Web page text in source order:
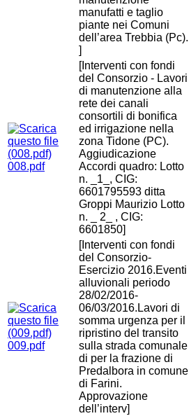
manufatti e taglio
piante nei Comuni
dell’area Trebbia (Pc).
]
008.pdf
[Interventi con fondi
del Consorzio - Lavori
di manutenzione alla
rete dei canali
consortili di bonifica
ed irrigazione nella
zona Tidone (PC).
Aggiudicazione
Accordi quadro: Lotto
n. _1_, CIG:
6601795593 ditta
Groppi Maurizio Lotto
n. _ 2_ , CIG:
6601850]
009.pdf
[Interventi con fondi
del Consorzio-
Esercizio 2016.Eventi
alluvionali periodo
28/02/2016-
06/03/2016.Lavori di
somma urgenza per il
ripristino del transito
sulla strada comunale
di per la frazione di
Predalbora in comune
di Farini.
Approvazione
dell’interv]